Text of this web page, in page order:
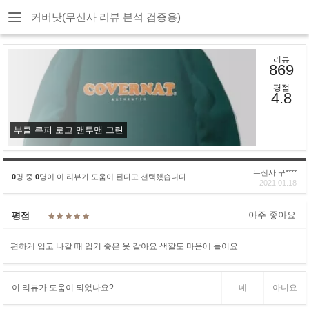
커버낫(무신사 리뷰 분석 검증용)
부클 쿠퍼 로고 맨투맨 그린
리뷰
869
평점
4.8
0명 중 0명이 이 리뷰가 도움이 된다고 선택했습니다
무신사 구****
2021.01.18
평점 아주 좋아요
편하게 입고 나갈 때 입기 좋은 옷 같아요 색깔도 마음에 들어요
이 리뷰가 도움이 되었나요? 네 아니요